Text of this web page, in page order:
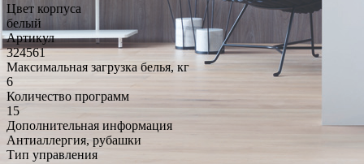
Цвет корпуса
белый
Артикул
324561
Максимальная загрузка белья, кг
6
Количество программ
15
Дополнительная информация
Антиаллергия, рубашки
Тип управления